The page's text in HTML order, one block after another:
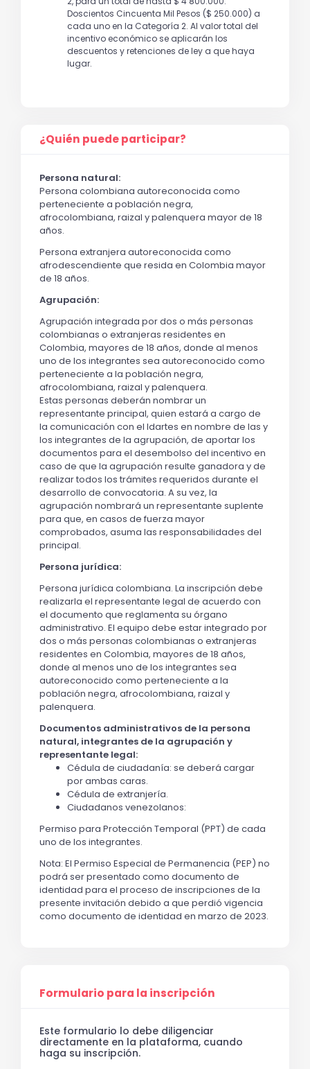
Doscientos Cincuenta Mil Pesos ($ 250.000) a
cada uno en la Categoría 2. Al valor total del
incentivo económico se aplicarán los
descuentos y retenciones de ley a que haya
lugar.
¿Quién puede participar?
Persona natural:
Persona colombiana autoreconocida como
perteneciente a población negra,
afrocolombiana, raizal y palenquera mayor de 18
años.
Persona extranjera autoreconocida como
afrodescendiente que resida en Colombia mayor
de 18 años.
Agrupación:
Agrupación integrada por dos o más personas
colombianas o extranjeras residentes en
Colombia, mayores de 18 años, donde al menos
uno de los integrantes sea autoreconocido como
perteneciente a la población negra,
afrocolombiana, raizal y palenquera.
Estas personas deberán nombrar un
representante principal, quien estará a cargo de
la comunicación con el Idartes en nombre de las y
los integrantes de la agrupación, de aportar los
documentos para el desembolso del incentivo en
caso de que la agrupación resulte ganadora y de
realizar todos los trámites requeridos durante el
desarrollo de convocatoria. A su vez, la
agrupación nombrará un representante suplente
para que, en casos de fuerza mayor
comprobados, asuma las responsabilidades del
principal.
Persona jurídica:
Persona jurídica colombiana. La inscripción debe
realizarla el representante legal de acuerdo con
el documento que reglamenta su órgano
administrativo. El equipo debe estar integrado por
dos o más personas colombianas o extranjeras
residentes en Colombia, mayores de 18 años,
donde al menos uno de los integrantes sea
autoreconocido como perteneciente a la
población negra, afrocolombiana, raizal y
palenquera.
Documentos administrativos de la persona
natural, integrantes de la agrupación y
representante legal:
Cédula de ciudadanía: se deberá cargar
por ambas caras.
Cédula de extranjería.
Ciudadanos venezolanos:
Permiso para Protección Temporal (PPT) de cada
uno de los integrantes.
Nota: El Permiso Especial de Permanencia (PEP) no
podrá ser presentado como documento de
identidad para el proceso de inscripciones de la
presente invitación debido a que perdió vigencia
como documento de identidad en marzo de 2023.
Formulario para la inscripción
Este formulario lo debe diligenciar
directamente en la plataforma, cuando
haga su inscripción.